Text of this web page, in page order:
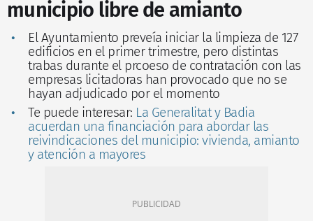
municipio libre de amianto
El Ayuntamiento preveía iniciar la limpieza de 127
edificios en el primer trimestre, pero distintas
trabas durante el prcoeso de contratación con las
empresas licitadoras han provocado que no se
hayan adjudicado por el momento
Te puede interesar: La Generalitat y Badia
acuerdan una financiación para abordar las
reivindicaciones del municipio: vivienda, amianto
y atención a mayores